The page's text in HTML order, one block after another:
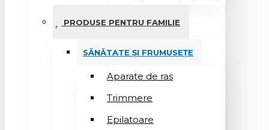
PRODUSE PENTRU FAMILIE
SĂNĂTATE ȘI FRUMUSEȚE
Aparate de ras
Trimmere
Epilatoare